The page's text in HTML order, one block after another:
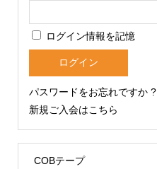
ログイン情報を記憶
パスワードをお忘れですか ?
新規ご入会はこちら
COBテープ